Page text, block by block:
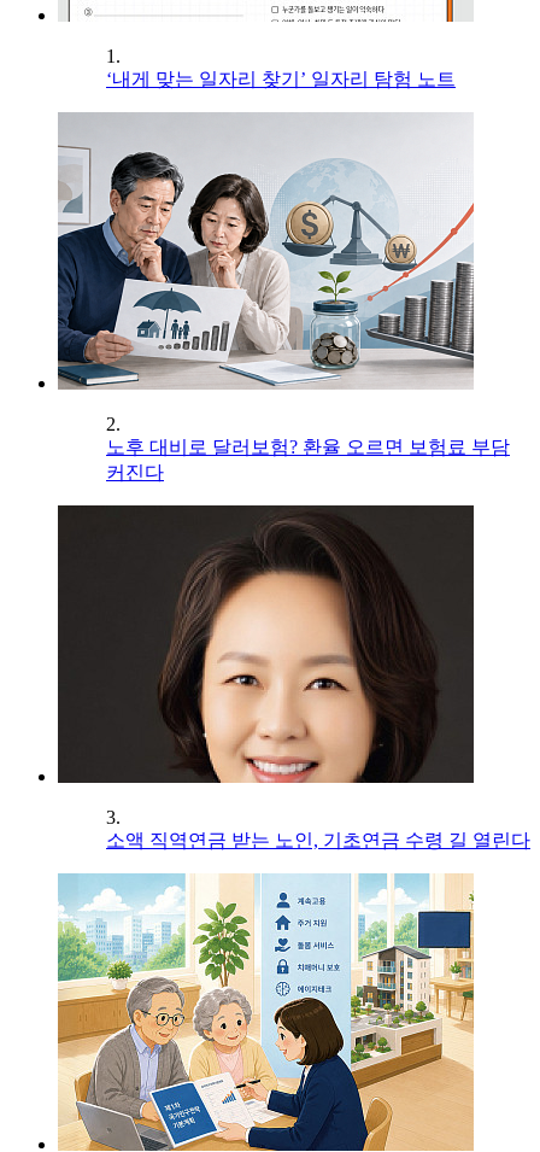
1.
‘내게 맞는 일자리 찾기’ 일자리 탐험 노트
2.
노후 대비로 달러보험? 환율 오르면 보험료 부담
커진다
3.
소액 직역연금 받는 노인, 기초연금 수령 길 열린다